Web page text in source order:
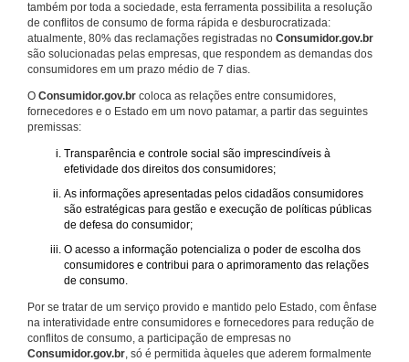
também por toda a sociedade, esta ferramenta possibilita a resolução
de conflitos de consumo de forma rápida e desburocratizada:
atualmente, 80% das reclamações registradas no Consumidor.gov.br
são solucionadas pelas empresas, que respondem as demandas dos
consumidores em um prazo médio de 7 dias.
O Consumidor.gov.br coloca as relações entre consumidores,
fornecedores e o Estado em um novo patamar, a partir das seguintes
premissas:
Transparência e controle social são imprescindíveis à
efetividade dos direitos dos consumidores;
As informações apresentadas pelos cidadãos consumidores
são estratégicas para gestão e execução de políticas públicas
de defesa do consumidor;
O acesso a informação potencializa o poder de escolha dos
consumidores e contribui para o aprimoramento das relações
de consumo.
Por se tratar de um serviço provido e mantido pelo Estado, com ênfase
na interatividade entre consumidores e fornecedores para redução de
conflitos de consumo, a participação de empresas no
Consumidor.gov.br, só é permitida àqueles que aderem formalmente